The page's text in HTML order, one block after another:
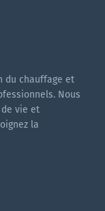
du chauffage et
Nous
vie et
la